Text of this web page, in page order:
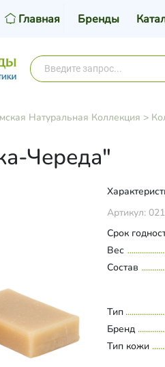
Главная Бренды
Натуральная Коллекция >
Череда"
Артикул:
Срок
Вес
Состав
Тип
Бренд
Тип кожи